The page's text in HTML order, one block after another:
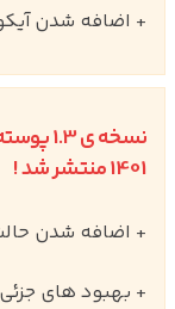
+ اضافه شدن
1401 منتشر شد !
+ اضافه شدن
+ بهبود های جزئی